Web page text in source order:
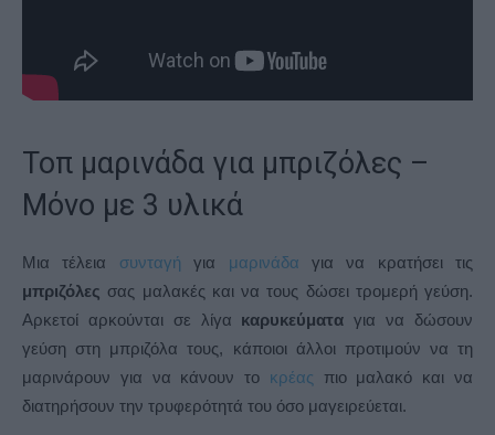
Τοπ μαρινάδα για μπριζόλες –
Μόνο με 3 υλικά
Μια τέλεια συνταγή για μαρινάδα για να κρατήσει τις
μπριζόλες σας μαλακές και να τους δώσει τρομερή γεύση.
Αρκετοί αρκούνται σε λίγα καρυκεύματα για να δώσουν
γεύση στη μπριζόλα τους, κάποιοι άλλοι προτιμούν να τη
μαρινάρουν για να κάνουν το κρέας πιο μαλακό και να
διατηρήσουν την τρυφερότητά του όσο μαγειρεύεται.